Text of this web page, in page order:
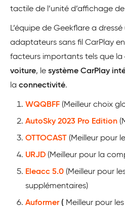
tactile de l’unité d’affichage
L’équipe de Geekflare a
adaptateurs sans fil CarPlay
facteurs importants tels que la
voiture, le système CarPlay
la connectivité.
WQQBFF (Meilleur choix
AutoSky 2023 Pro Edition
OTTOCAST (Meilleur pour
URJD (Meilleur pour la
Eleacc 5.0 (Meilleur pour
supplémentaires)
Auformer( Meilleur pour